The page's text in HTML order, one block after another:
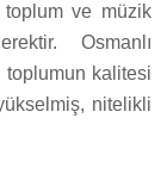
ve müzik
Osmanlı
toplumun kalitesi
nitelikli